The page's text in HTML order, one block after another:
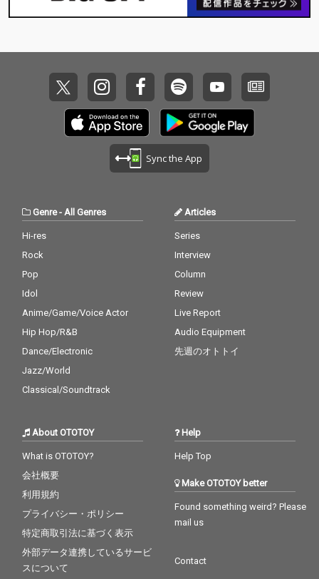
Sync the App
Genre- All Genres
Hi-res
Rock
Pop
Idol
Anime/Game/Voice Actor
Hip Hop/R&B
Dance/Electronic
Jazz/World
Classical/Soundtrack
Articles
Series
Interview
Column
Review
Live Report
Audio Equipment
先週のオトトイ
About OTOTOY
What is OTOTOY?
会社概要
利用規約
プライバシー・ポリシー
特定商取引法に基づく表示
外部データ連携しているサービ
スについて
Help
Help Top
Make OTOTOY better
Found something weird? Please
mail us
Contact